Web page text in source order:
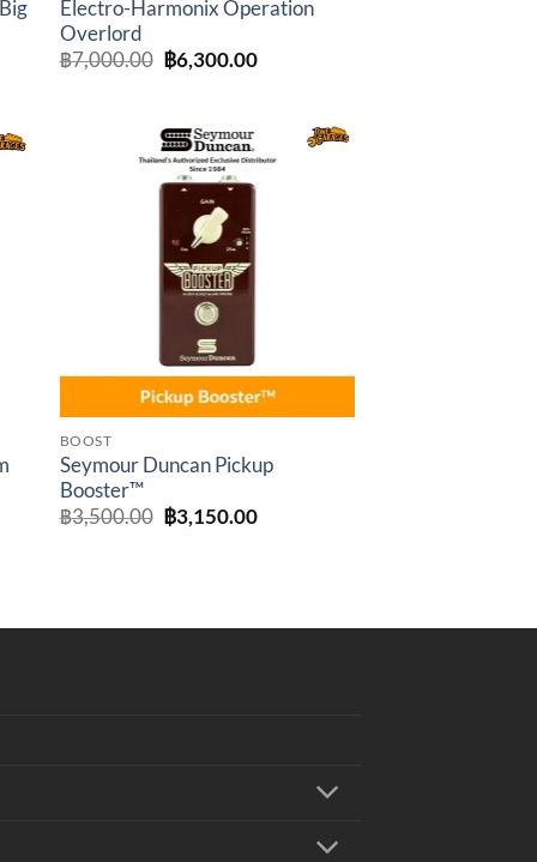
Electro-Harmonix Operation
Overlord
฿7,000.00 Original
price
฿6,300.00Current
BOOST
Seymour Duncan Pickup
Booster™
฿3,500.00 Original
price
฿3,150.00Current